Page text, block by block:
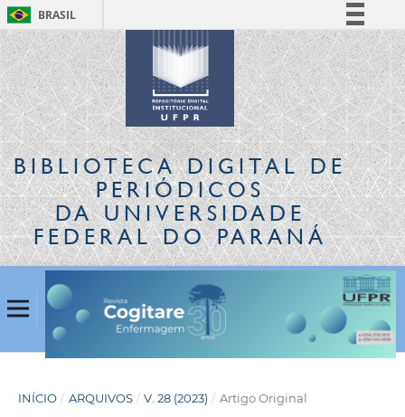
BRASIL
Simplifique!
Comunica BR
Participe
Acesso à informação
Legislação
Canais
BIBLIOTECA DIGITALDE
PERIÓDICOS
DA UNIVERSIDADE
FEDERAL DO PARANÁ
INÍCIO / ARQUIVOS / V. 28 (2023) / Artigo Original